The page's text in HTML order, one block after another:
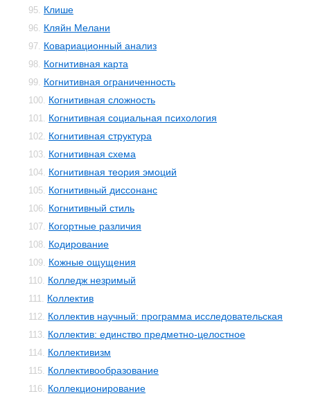
95. Клише
96. Кляйн Мелани
97. Ковариационный анализ
98. Когнитивная карта
99. Когнитивная ограниченность
100. Когнитивная сложность
101. Когнитивная социальная психология
102. Когнитивная структура
103. Когнитивная схема
104. Когнитивная теория эмоций
105. Когнитивный диссонанс
106. Когнитивный стиль
107. Когортные различия
108. Кодирование
109. Кожные ощущения
110. Колледж незримый
111. Коллектив
112. Коллектив научный: программа исследовательская
113. Коллектив: единство предметно-целостное
114. Коллективизм
115. Коллективообразование
116. Коллекционирование